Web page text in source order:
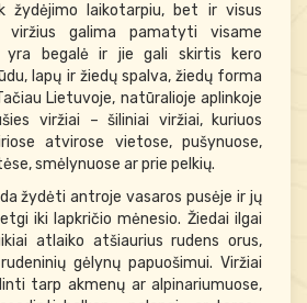
žydėjimo laikotarpiu, bet ir visus
viržius galima pamatyti visame
yra begalė ir jie gali skirtis kero
lapų ir žiedų spalva, žiedų forma
Lietuvoje, natūralioje aplinkoje
viržiai – šiliniai viržiai, kuriuos
atvirose vietose, pušynuose,
smėlynuose ar prie pelkių.
žydėti antroje vasaros pusėje ir jų
iki lapkričio mėnesio. Žiedai ilgai
atlaiko atšiaurius rudens orus,
gėlynų papuošimui. Viržiai
tarp akmenų ar alpinariumuose,